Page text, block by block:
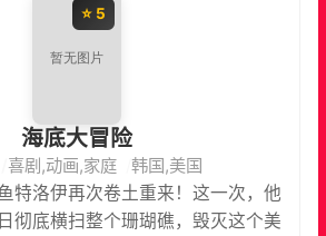
⭐ 5
海底大冒险
喜剧,动画,家庭
韩国,美国
特洛伊再次卷土重来！这一次，他
彻底横扫整个珊瑚礁，毁灭这个美